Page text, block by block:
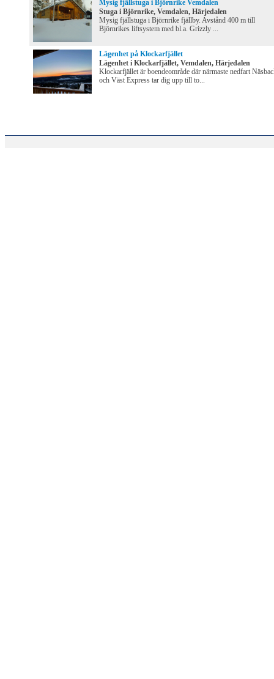
Mysig fjällstuga i Björnrike Vemdalen
Stuga i Björnrike, Vemdalen, Härjedalen
Mysig fjällstuga i Björnrike fjällby. Avstånd 400 m till
Björnrikes liftsystem med bl.a. Grizzly ...
Lägenhet på Klockarfjället
Lägenhet i Klockarfjället, Vemdalen, Härjedalen
Klockarfjället är boendeområde där närmaste nedfart
och Väst Express tar dig upp till to...